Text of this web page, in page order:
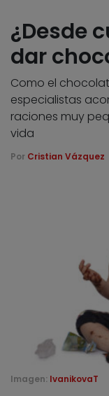
¿Desde
dar
Como el
especialistas
raciones muy
vida
Por Cristian Vázquez
Imagen: IvanikovaT